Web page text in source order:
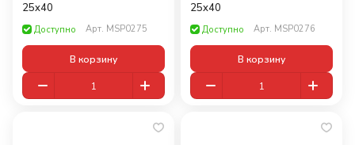
25x40
Доступно Арт. MSP0275
В корзину
25x40
Доступно Арт. MSP0276
В корзину